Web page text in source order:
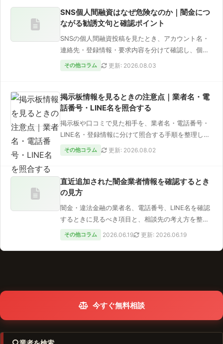
SNS個人間融資はなぜ危険なのか｜闇金につ
ながる勧誘文句と確認ポイント
SNSの個人間融資投稿を見たとき、アカウント名・
連絡先・登録情報・要求内容を分けて確認し、個人
情報を渡す前に整理したい項…
その他コラム 更新: 2026.08.03
掲示板情報を見るときの注意点｜業者名・電
話番号・LINE名を照合する
掲示板や口コミで見た相手を、業者名・電話番号・
LINE名・登録情報に分けて照合する手順を整理しま
す。掲載の有無だけで安全…
その他コラム 更新: 2026.08.02
直近追加された闇金業者情報を確認するとき
の見方
闇金・違法金融の業者名、電話番号、LINE名を確認
するときに見るべき項目と、相談先の考え方を整理
します。
その他コラム 2026.06.19 更新: 2026.06.19
今すぐ無料相談